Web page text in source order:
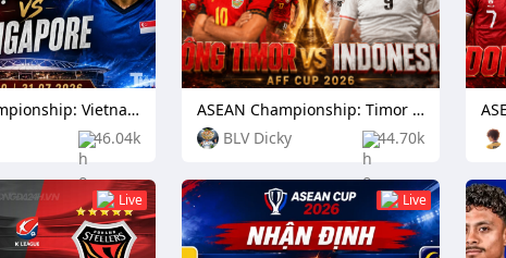
46.04k
ASEAN Championship: Vietnam vs Singapore
BLV Dicky 44.70k
ASEAN Championship: Timor Leste vs Indonesia
Live Live